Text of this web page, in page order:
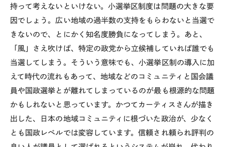
持って考えないといけない。小選挙区制度は問題の大きな要
因でしょう。広い地域の過半数の支持をもらわないと当選で
きないので、とにかく知名度勝負になってしまう。あと、
「風」さえ吹けば、特定の政党から立候補していれば誰でも
当選してしまう。そういう意味でも、小選挙区制の導入に加
えて時代の流れもあって、地域などのコミュニティと国会議
員や国政選挙とが離れてしまっているのが最も根源的な問題
かもしれないと思っています。かつてカーティスさんが描き
出した、日本の地域コミュニティに根づいた政治が、少なく
とも国政レベルでは変容しています。信頼され頼られ評判の